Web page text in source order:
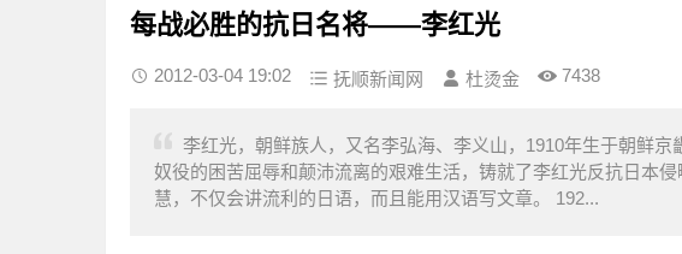
每战必胜的抗日名将——李红光
2012-03-04 19:02 抚顺新闻网 杜烫金 7438
李红光，朝鲜族人，又名李弘海、李义山，1910年生于朝鲜
奴役的困苦屈辱和颠沛流离的艰难生活，铸就了李红光反抗日本
慧，不仅会讲流利的日语，而且能用汉语写文章。 192...